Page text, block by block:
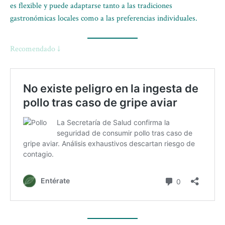
es flexible y puede adaptarse tanto a las tradiciones
gastronómicas locales como a las preferencias individuales.
Recomendado ↓